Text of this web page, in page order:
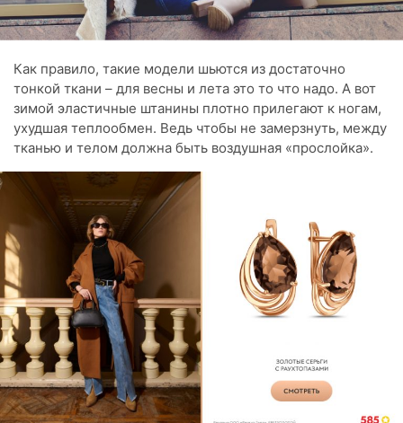
Как правило, такие модели шьются из достаточно
тонкой ткани – для весны и лета это то что надо. А вот
зимой эластичные штанины плотно прилегают к ногам,
ухудшая теплообмен. Ведь чтобы не замерзнуть, между
тканью и телом должна быть воздушная «прослойка».